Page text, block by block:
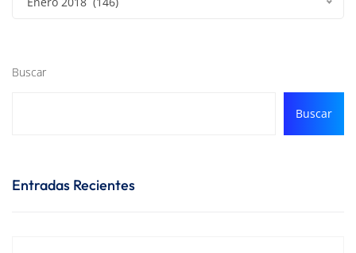
Buscar
Buscar
Entradas Recientes